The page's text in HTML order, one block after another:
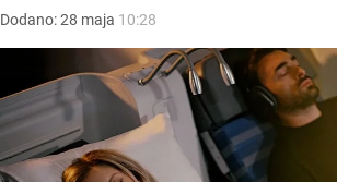
Dodano:28 maja 10:28